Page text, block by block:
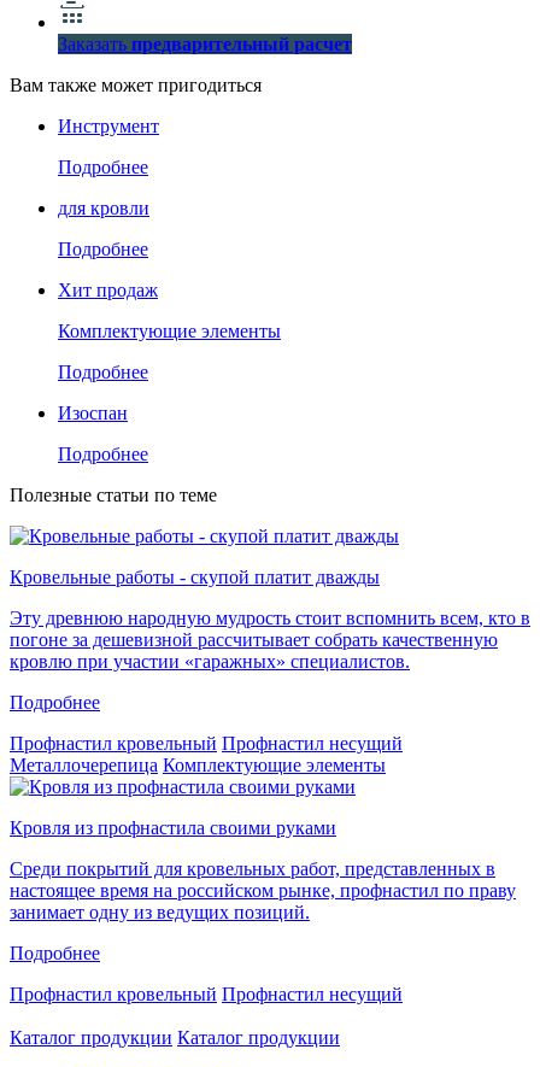
Заказать предварительный расчет
Вам также может пригодиться
Инструмент
Подробнее
для кровли
Подробнее
Хит продаж
Комплектующие элементы
Подробнее
Изоспан
Подробнее
Полезные статьи по теме
Кровельные работы - скупой платит дважды
Эту древнюю народную мудрость стоит вспомнить всем, кто в
погоне за дешевизной рассчитывает собрать качественную
кровлю при участии «гаражных» специалистов.
Подробнее
Профнастил кровельный Профнастил несущий
Металлочерепица Комплектующие элементы
Кровля из профнастила своими руками
Среди покрытий для кровельных работ, представленных в
настоящее время на российском рынке, профнастил по праву
занимает одну из ведущих позиций.
Подробнее
Профнастил кровельный Профнастил несущий
Каталог продукции Каталог продукции